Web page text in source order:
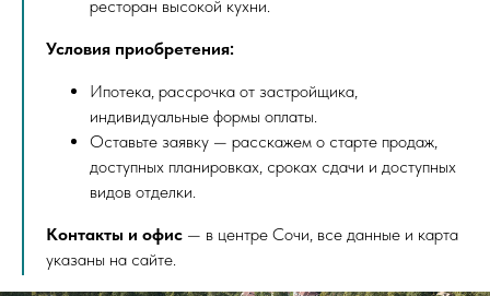
ресторан высокой кухни.
Условия приобретения:
Ипотека, рассрочка от застройщика,
индивидуальные формы оплаты.
Оставьте заявку — расскажем о старте продаж,
доступных планировках, сроках сдачи и доступных
видов отделки.
Контакты и офис — в центре Сочи, все данные и карта
указаны на сайте.